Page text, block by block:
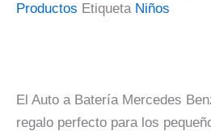
Productos Etiqueta Niños
El Auto a Batería Mercedes
regalo perfecto para los